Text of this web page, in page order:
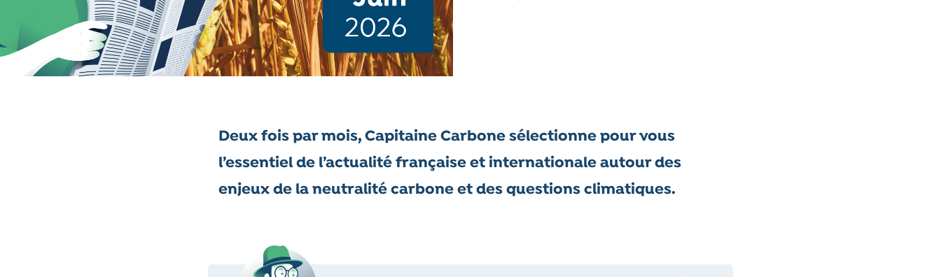
Deux fois par mois, Capitaine Carbone sélectionne pour vous
l’essentiel de l’actualité française et internationale autour des
enjeux de la neutralité carbone et des questions climatiques.